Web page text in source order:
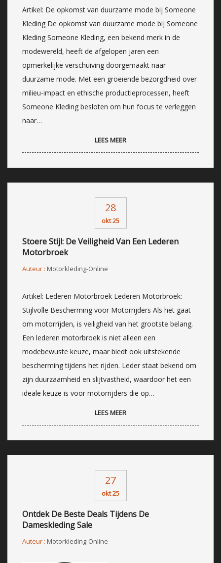
Artikel: De opkomst van duurzame mode bij Someone
Kleding De opkomst van duurzame mode bij Someone
Kleding Someone Kleding, een bekend merk in de
modewereld, heeft de afgelopen jaren een
opmerkelijke verschuiving doorgemaakt naar
duurzame mode. Met een groeiende bezorgdheid over
milieu-impact en ethische productieprocessen, heeft
Someone Kleding besloten om hun focus te verleggen
naar…
LEES MEER
28
okt 25
Stoere Stijl: De Veiligheid Van Een Lederen
Motorbroek
Auteur : Motorkleding-Online
Artikel: Lederen Motorbroek Lederen Motorbroek:
Stijlvolle Bescherming voor Motorrijders Als het gaat
om motorrijden, is veiligheid van het grootste belang.
Een lederen motorbroek is niet alleen een
modebewuste keuze, maar biedt ook uitstekende
bescherming tijdens het rijden. Leder staat bekend om
zijn duurzaamheid en slijtvastheid, waardoor het een
ideale keuze is voor motorrijders die op…
LEES MEER
27
okt 25
Ontdek De Beste Deals Tijdens De
Dameskleding Sale
Auteur : Motorkleding-Online